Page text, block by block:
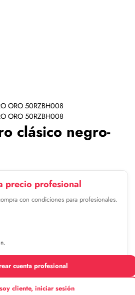
clásico negro-
precio profesional
con condiciones para profesionales.
cuenta profesional
cliente, iniciar sesión